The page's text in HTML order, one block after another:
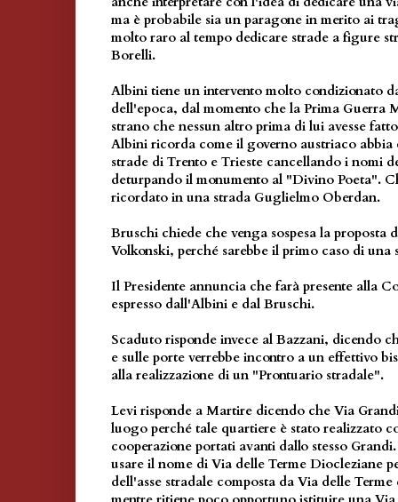
ma è probabile sia un paragone in merito ai
molto raro al tempo dedicare strade a figure
Borelli.
Albini tiene un intervento molto condizionato
dell'epoca, dal momento che la Prima Guerra
strano che nessun altro prima di lui avesse
Albini ricorda come il governo austriaco
strade di Trento e Trieste cancellando i nomi
deturpando il monumento al "Divino Poeta".
ricordato in una strada Guglielmo Oberdan.
Bruschi chiede che venga sospesa la proposta
Volkonski, perché sarebbe il primo caso di una
Il Presidente annuncia che farà presente alla
espresso dall'Albini e dal Bruschi.
Scaduto risponde invece al Bazzani, dicendo
e sulle porte verrebbe incontro a un effettivo
alla realizzazione di un "Prontuario stradale".
Levi risponde a Martire dicendo che Via
luogo perché tale quartiere è stato realizzato
cooperazione portati avanti dallo stesso
usare il nome di Via delle Terme Diocleziane
dell'asse stradale composta da Via delle